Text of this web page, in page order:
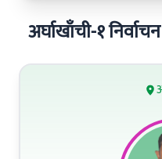
अर्घाखाँची-१